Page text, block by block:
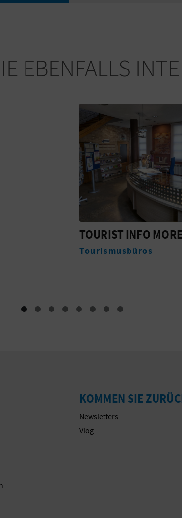
EBENFALLS
REY DON JAIME
Unterkünfte
KOMMEN SIE
Newsletters
Vlog